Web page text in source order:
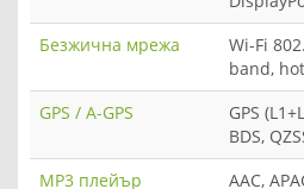
Безжична мрежа
Wi-Fi
band,
GPS / A-GPS
GPS
BDS,
MP3 плейър
AAC,